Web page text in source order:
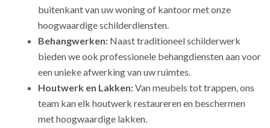
buitenkant van uw woning of kantoor met onze
hoogwaardige schilderdiensten.
Behangwerken: Naast traditioneel schilderwerk
bieden we ook professionele behangdiensten aan voor
een unieke afwerking van uw ruimtes.
Houtwerk en Lakken:Van meubels tot trappen, ons
team kan elk houtwerk restaureren en beschermen
met hoogwaardige lakken.